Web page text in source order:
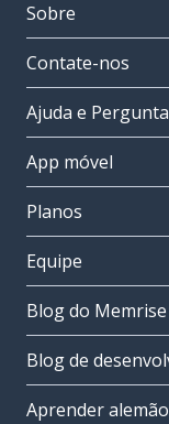
Sobre
Contate-nos
Ajuda e
App móvel
Planos
Equipe
Blog do Memrise
Blog de
Aprender alemão